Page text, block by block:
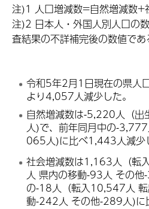
注)1 人口増減数=自然増減数+
注)2 日本人・外国人別人口の
査結果の不詳補完後の数値であ
令和5年2月1日現在の県人
より4,057人減少した。
自然増減数は-5,220人（
人)で、前年同月中の-
065人)に比べ1,443人減少
社会増減数は1,163人（
人 県内の移動-93人 その
の-18人（転入10,547人
動-242人 その他-289人)に